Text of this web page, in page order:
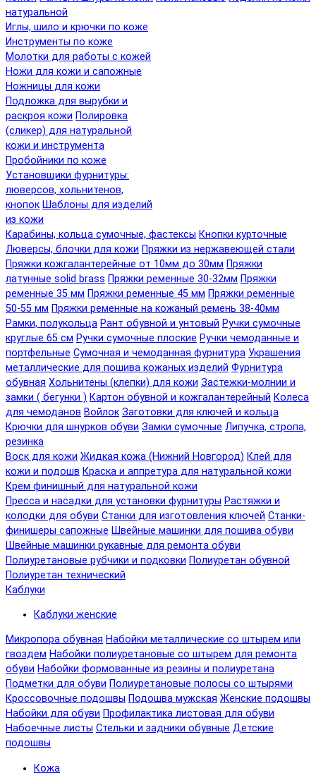
натуральной
Иглы, шило и крючки по коже
Инструменты по коже
Молотки для работы с кожей
Ножи для кожи и сапожные
Ножницы для кожи
Подложка для вырубки и
раскроя кожи Полировка
(сликер) для натуральной
кожи и инструмента
Пробойники по коже
Установщики фурнитуры:
люверсов, хольнитенов,
кнопок Шаблоны для изделий
из кожи
Карабины, кольца сумочные, фастексы Кнопки курточные
Люверсы, блочки для кожи Пряжки из нержавеющей стали
Пряжки кожгалантерейные от 10мм до 30мм Пряжки
латунные solid brass Пряжки ременные 30-32мм Пряжки
ременные 35 мм Пряжки ременные 45 мм Пряжки ременные
50-55 мм Пряжки ременные на кожаный ремень 38-40мм
Рамки, полукольца Рант обувной и унтовый Ручки сумочные
круглые 65 см Ручки сумочные плоские Ручки чемоданные и
портфельные Сумочная и чемоданная фурнитура Украшения
металлические для пошива кожаных изделий Фурнитура
обувная Хольнитены (клепки) для кожи Застежки-молнии и
замки ( бегунки ) Картон обувной и кожгалантерейный Колеса
для чемоданов Войлок Заготовки для ключей и кольца
Крючки для шнурков обуви Замки сумочные Липучка, стропа,
резинка
Воск для кожи Жидкая кожа (Нижний Новгород) Клей для
кожи и подошв Краска и аппретура для натуральной кожи
Крем финишный для натуральной кожи
Пресса и насадки для установки фурнитуры Растяжки и
колодки для обуви Станки для изготовления ключей Станки-
финишеры сапожные Швейные машинки для пошива обуви
Швейные машинки рукавные для ремонта обуви
Полиуретановые рубчики и подковки Полиуретан обувной
Полиуретан технический
Каблуки
Каблуки женские
Микропора обувная Набойки металлические со штырем или
гвоздем Набойки полиуретановые со штырем для ремонта
обуви Набойки формованные из резины и полиуретана
Подметки для обуви Полиуретановые полосы со штырями
Кроссовочные подошвы Подошва мужская Женские подошвы
Набойки для обуви Профилактика листовая для обуви
Набоечные листы Стельки и задники обувные Детские
подошвы
Кожа